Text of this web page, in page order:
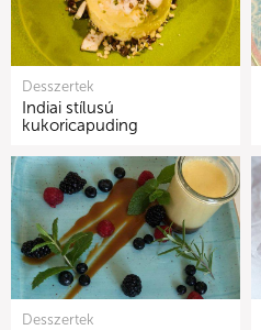
Desszertek
Indiai stílusú
kukoricapuding
Desszertek